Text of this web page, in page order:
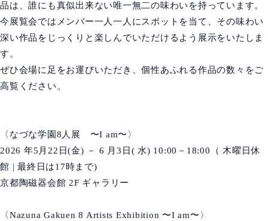
品は、誰にも真似出来ない唯一無二の味わいを持っています。
今展覧会ではメンバー一人一人にスポットを当て、その味わい
深い作品をじっくりと楽しんでいただけるよう展示をいたしま
す。
ぜひ会場に足をお運びいただき、個性あふれる作品の数々をご
高覧ください。
〈なづな学園8人展 〜I am〜〉
2026 年5月22日(金) － 6 月3日( 水) 10:00－18:00（ 木曜日休
館 | 最終日は17時まで)
京都陶磁器会館 2F ギャラリー
〈Nazuna Gakuen 8 Artists Exhibition 〜I am〜〉